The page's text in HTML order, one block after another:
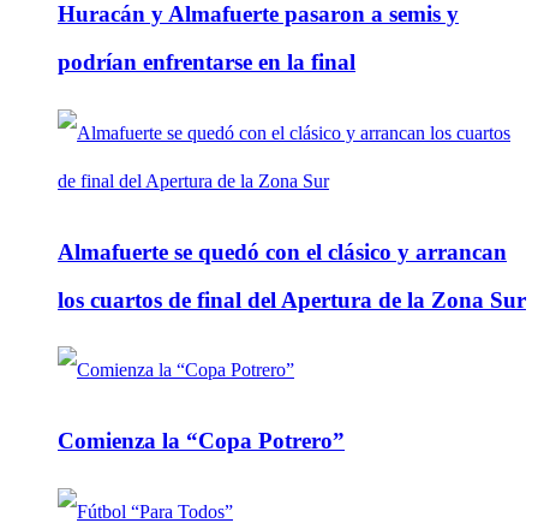
Huracán y Almafuerte pasaron a semis y
podrían enfrentarse en la final
Almafuerte se quedó con el clásico y arrancan
los cuartos de final del Apertura de la Zona Sur
Comienza la “Copa Potrero”